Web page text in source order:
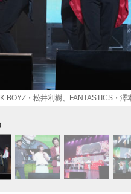
BOYZ・松井利樹、FANTASTICS・